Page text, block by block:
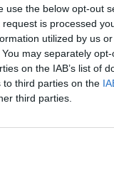
use the below opt-out
is processed
utilized by us
may separately
on the IAB’s list of
to third parties on the
third parties.
de
en
la
la